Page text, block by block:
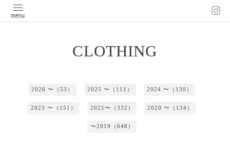
CLOTHING
2026 〜（53） 2025 〜（111） 2024 〜（130）
2023 〜（151） 2021〜（332） 2020 〜（134）
〜2019（648）